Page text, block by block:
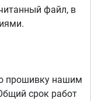
файл, в
прошивку нашим
срок работ